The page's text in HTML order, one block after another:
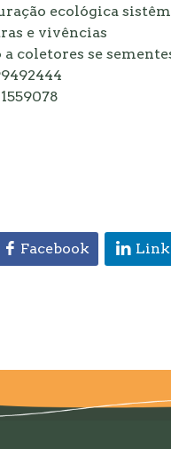
ecológica
e vivências
a coletores se
Facebook